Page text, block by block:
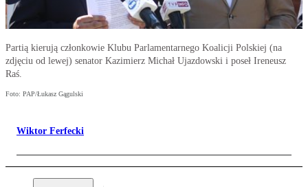
Partią kierują członkowie Klubu Parlamentarnego Koalicji Polskiej (na
zdjęciu od lewej) senator Kazimierz Michał Ujazdowski i poseł Ireneusz
Raś.
Foto: PAP/Łukasz Gągulski
Wiktor Ferfecki